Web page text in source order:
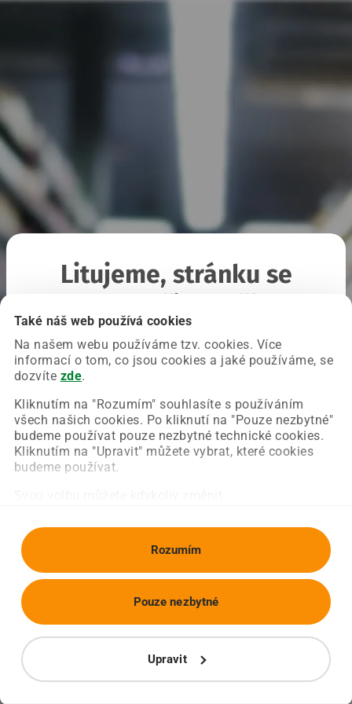
Také náš web používá cookies
Na našem webu používáme tzv. cookies. Více
informací o tom, co jsou cookies a jaké používáme, se
dozvíte zde.
Kliknutím na "Rozumím" souhlasíte s používáním
všech našich cookies. Po kliknutí na "Pouze nezbytné"
budeme používat pouze nezbytné technické cookies.
Kliknutím na "Upravit" můžete vybrat, které cookies
budeme používat.
Rozumím
Upravit
Pouze nezbytné
Litujeme, stránku se
Chyba nastala na naší straně a už ji opravujeme.
Zkuste prosím znovu načíst požadovanou stránku.
Obnovit stránku Úvodní strana